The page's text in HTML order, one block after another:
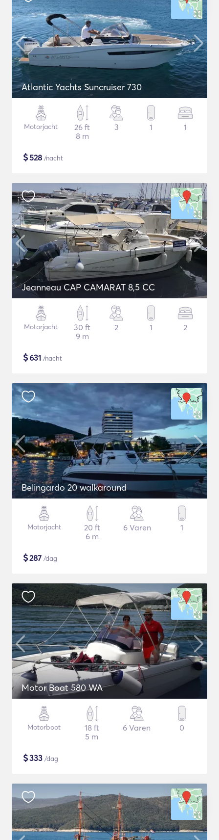
Atlantic Yachts Suncruiser 730
Motorjacht
26 ft
8 m
3 1 1
$528 /nacht
Jeanneau CAP CAMARAT 8,5 CC
Motorjacht
30 ft
9 m
2 1 2
$631 /nacht
Belingardo 20 walkaround
Motorjacht
20 ft
6 m
6 Varen 1
$287 /dag
Motor Boat 580 WA
Motorboot
18 ft
5 m
6 Varen 0
$333 /dag